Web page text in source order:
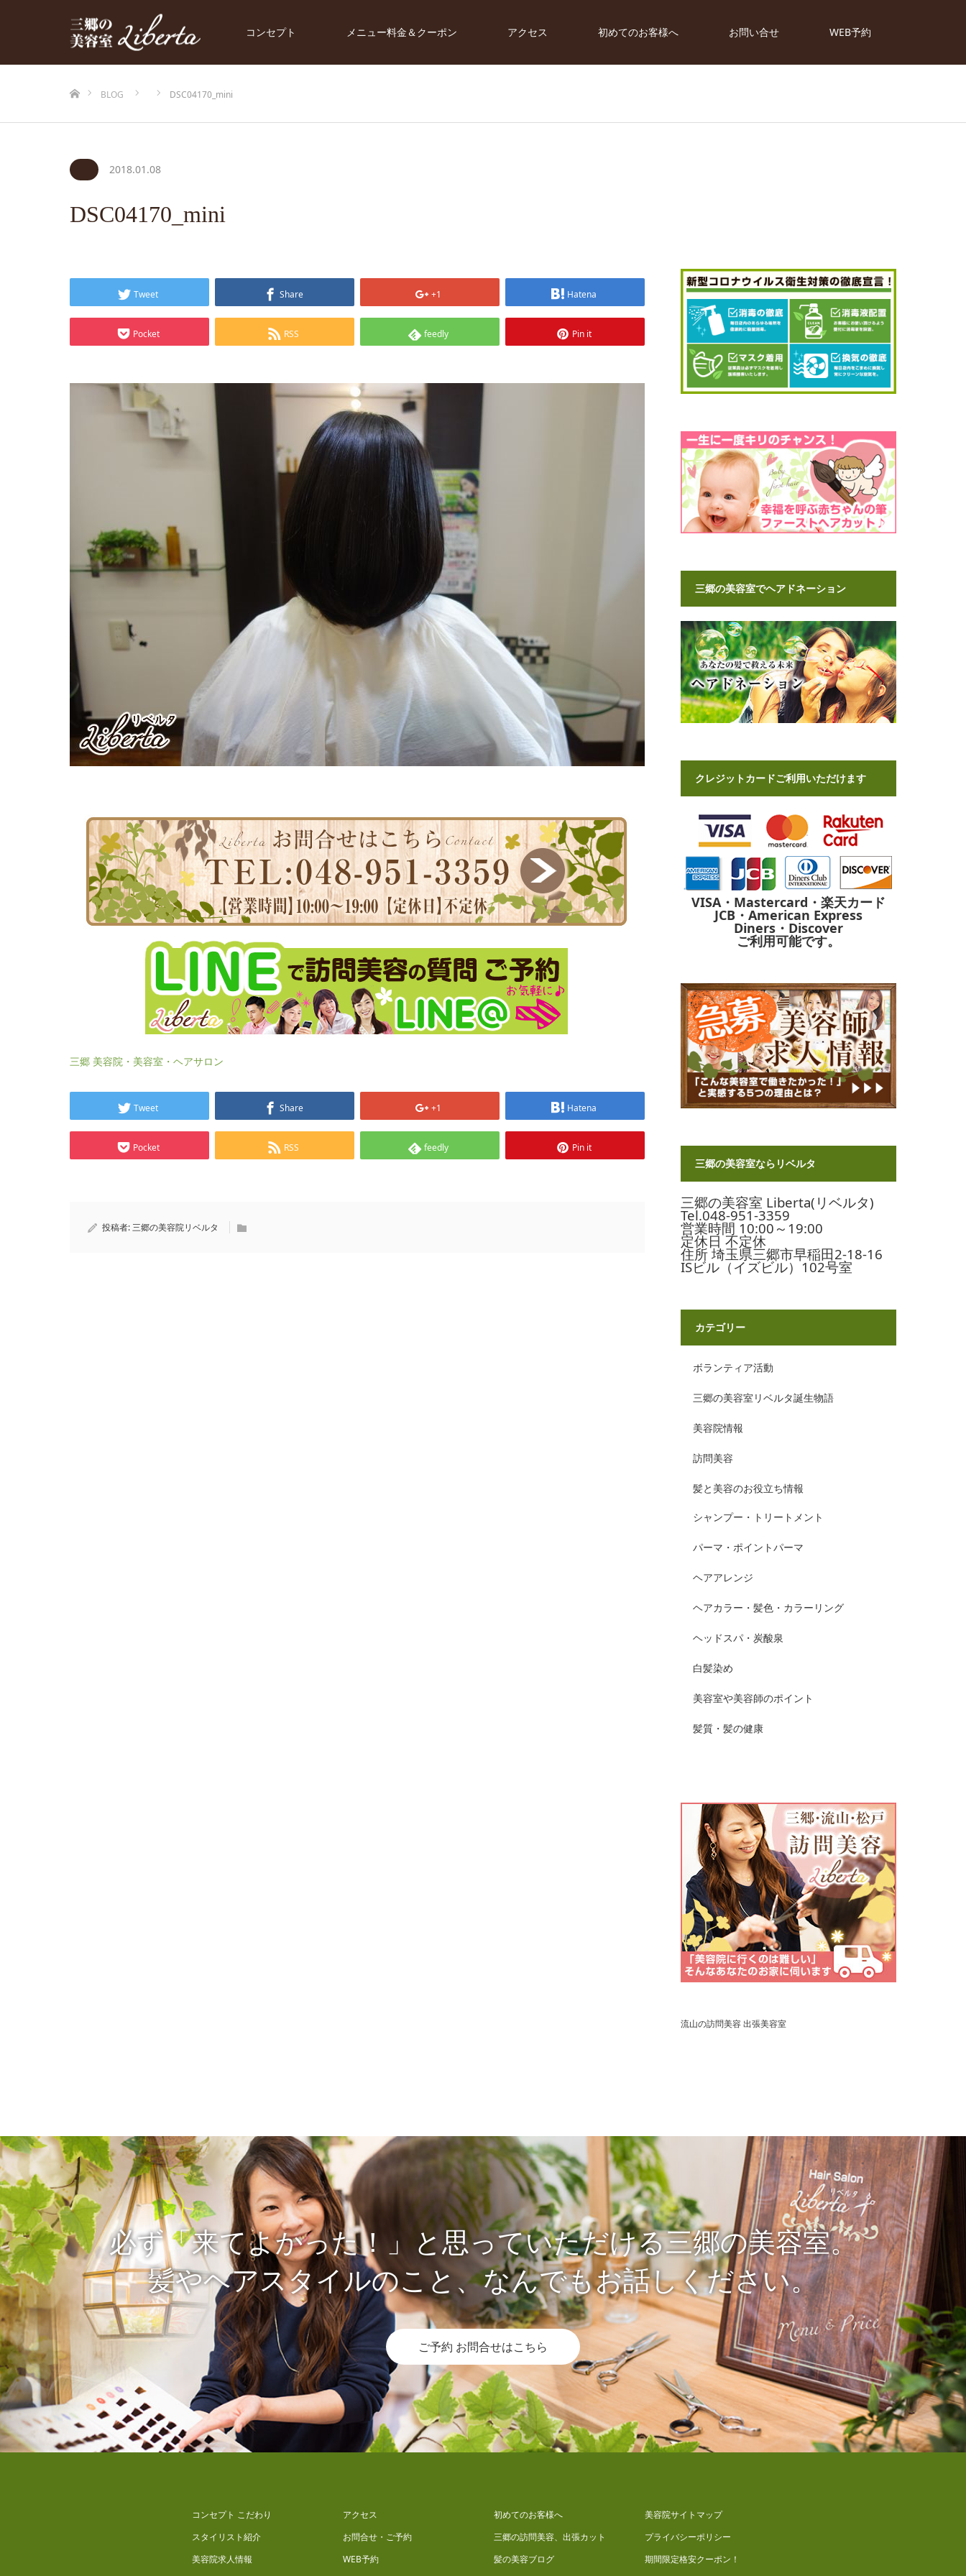
コンセプト メニュー料金＆クーポン アクセス 初めてのお客様へ お問い合せ WEB予約
BLOG
DSC04170_mini
2018.01.08
DSC04170_mini
Tweet Share +1 Hatena
Pocket RSS feedly Pin it
三郷 美容院・美容室・ヘアサロン
Tweet Share +1 Hatena
Pocket RSS feedly Pin it
投稿者:三郷の美容院リベルタ
三郷の美容室でヘアドネーション
クレジットカードご利用いただけます
VISA・Mastercard・楽天カード
JCB・American Express
Diners・Discover
ご利用可能です。
三郷の美容室ならリベルタ
三郷の美容室 Liberta(リベルタ)
Tel.048-951-3359
営業時間 10:00～19:00
定休日 不定休
住所 埼玉県三郷市早稲田2-18-16
ISビル（イズビル）102号室
カテゴリー
ボランティア活動
三郷の美容室リベルタ誕生物語
美容院情報
訪問美容
髪と美容のお役立ち情報
シャンプー・トリートメント
パーマ・ポイントパーマ
ヘアアレンジ
ヘアカラー・髪色・カラーリング
ヘッドスパ・炭酸泉
白髪染め
美容室や美容師のポイント
髪質・髪の健康
流山の訪問美容 出張美容室
必ず「来てよかった！」と思っていただける三郷の美容室。
髪やヘアスタイルのこと、なんでもお話しください。
ご予約 お問合せはこちら
コンセプト こだわり
スタイリスト紹介
美容院求人情報
アクセス
お問合せ・ご予約
WEB予約
初めてのお客様へ
三郷の訪問美容、出張カット
髪の美容ブログ
美容院サイトマップ
プライバシーポリシー
期間限定格安クーポン！